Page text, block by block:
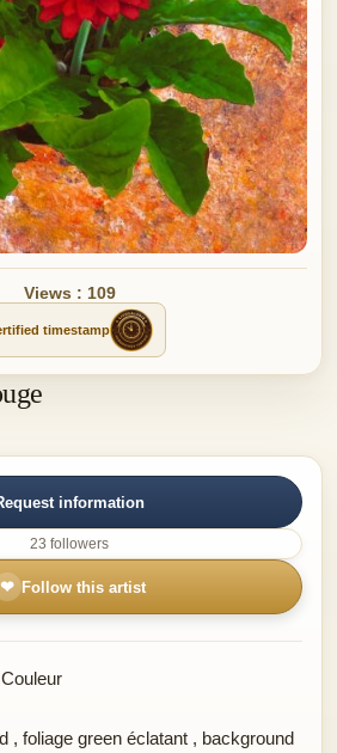
Views : 109
timestamp
information
23 followers
❤ Follow this artist
, foliage green éclatant , background